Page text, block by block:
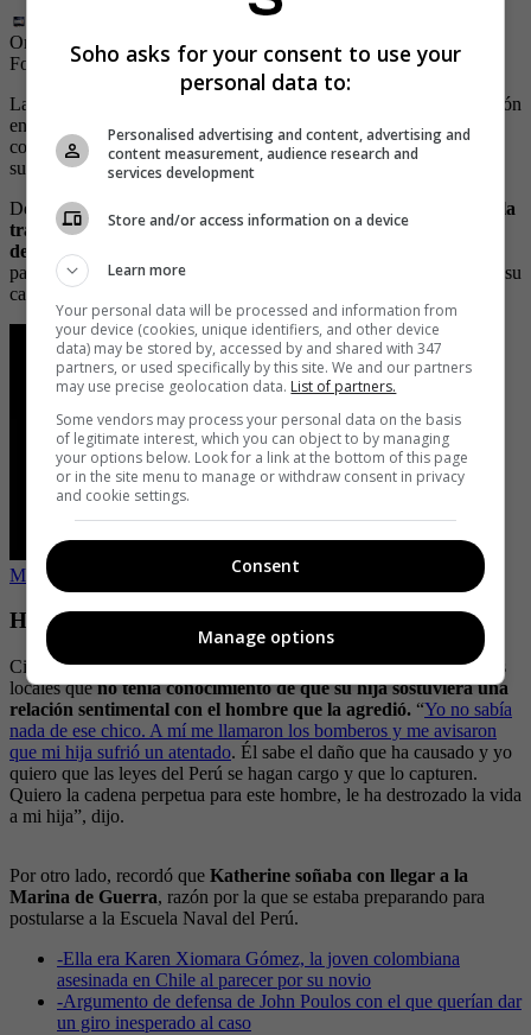
Orden de captura en contra del feminicida Sergio Tarache Parra
Foto:
Ministro del Interior de Lima
La reacción de los entes de control ha generado bastante indignación
entre los peruanos debido al retraso del proceso de búsqueda que
complica la captura del presunto feminicida porque tuvo el tiempo
suficiente para huir sin ningún inconveniente.
De hecho, hay quienes cuestionan su determinación debido a que
la
trágica escena quedó registrada por las cámaras de vigilancia
de la zona,
paradero, sino como material probatorio al momento de oficializar su
captura y para la imputación de cargos.
Muere ladrón acuchillado por su víctima
Habló la madre de la víctima
Cinthia Machare, madre de la joven fallecida, manifestó en medios
locales queno tenía conocimiento de que su hija sostuviera una
relación sentimental con el hombre que la agredió. “Yo no sabía
nada de ese chico. A mí me llamaron los bomberos y me avisaron
que mi hija sufrió un atentado. Él sabe el daño que ha causado y yo
quiero que las leyes del Perú se hagan cargo y que lo capturen.
Quiero la cadena perpetua para este hombre, le ha destrozado la vida
a mi hija”, dijo.
Por otro lado, recordó que Katherine soñaba con llegar a la
Marina de Guerra, razón por la que se estaba preparando para
postularse a la Escuela Naval del Perú.
-Ella era Karen Xiomara Gómez, la joven colombiana
asesinada en Chile al parecer por su novio
-Argumento de defensa de John Poulos con el que querían dar
un giro inesperado al caso
Soho asks for your consent to use your
personal data to:
Personalised advertising and content, advertising and
content measurement, audience research and
services development
Store and/or access information on a device
Learn more
Your personal data will be processed and information from
your device (cookies, unique identifiers, and other device
data) may be stored by, accessed by and shared with 347
partners, or used specifically by this site. We and our partners
may use precise geolocation data. List of partners.
Some vendors may process your personal data on the basis
of legitimate interest, which you can object to by managing
your options below. Look for a link at the bottom of this page
or in the site menu to manage or withdraw consent in privacy
and cookie settings.
Consent
Manage options